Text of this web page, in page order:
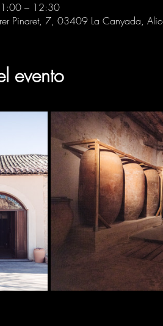
– 12:30
Pinaret, 7, 03409 La Canyada,
evento